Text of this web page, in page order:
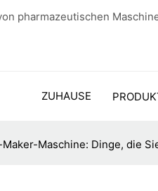
pharmazeutischen
ZUHAUSE
Maschine: Dinge, die